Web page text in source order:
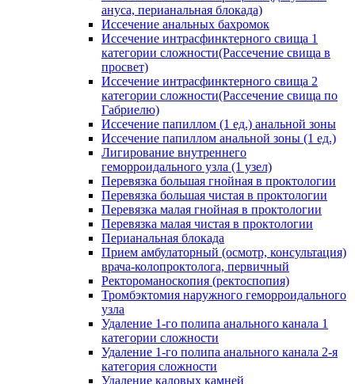
ануса, перианальная блокада)
Иссечение анальных бахромок
Иссечение интрасфинктерного свища 1
категории сложности(Рассечение свища в
просвет)
Иссечение интрасфинктерного свища 2
категории сложности(Рассечение свища по
Габриелю)
Иссечение папиллом (1 ед.) анальной зоны
Иссечение папиллом анальной зоны (1 ед.)
Лигирование внутреннего
геморроидального узла (1 узел)
Перевязка большая гнойная в проктологии
Перевязка большая чистая в проктологии
Перевязка малая гнойная в проктологии
Перевязка малая чистая в проктологии
Перианальная блокада
Прием амбулаторный (осмотр, консультация)
врача-колопроктолога, первичный
Ректороманоскопия (ректоспопия)
Тромбэктомия наружного геморроидального
узла
Удаление 1-го полипа анального канала 1
категории сложности
Удаление 1-го полипа анального канала 2-я
категория сложности
Удаление каловых камней